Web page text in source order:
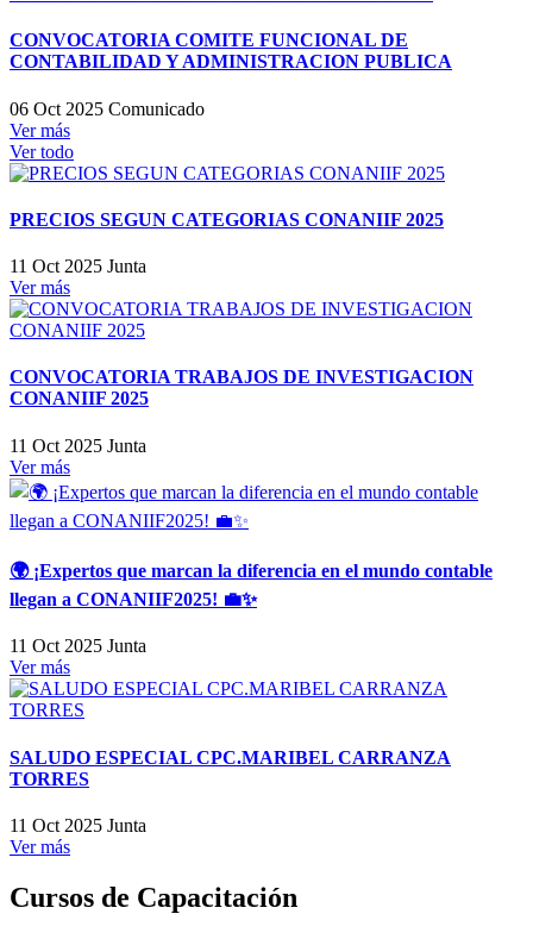
CONVOCATORIA COMITE FUNCIONAL DE
CONTABILIDAD Y ADMINISTRACION PUBLICA
06 Oct 2025 Comunicado
Ver más
Ver todo
PRECIOS SEGUN CATEGORIAS CONANIIF 2025
11 Oct 2025 Junta
Ver más
CONVOCATORIA TRABAJOS DE INVESTIGACION
CONANIIF 2025
11 Oct 2025 Junta
Ver más
🌍 ¡Expertos que marcan la diferencia en el mundo contable
llegan a CONANIIF2025! 💼✨
11 Oct 2025 Junta
Ver más
SALUDO ESPECIAL CPC.MARIBEL CARRANZA
TORRES
11 Oct 2025 Junta
Ver más
Cursos de Capacitación